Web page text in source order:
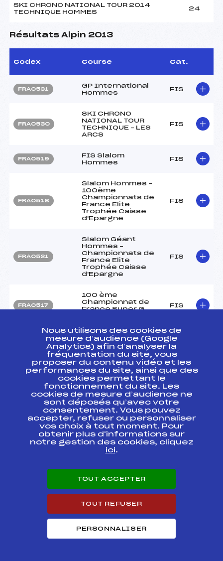
SKI CHRONO NATIONAL TOUR 2014
TECHNIQUE HOMMES
24
Résultats Alpin 2013
Codex Course Cat.
FRA0531
GP International
Hommes
FIS
FRA0530
SKI CHRONO
NATIONAL TOUR
TECHNIQUE – LES
ARCS
FIS
FRA0519
FIS Slalom
Hommes
FIS
FRA0518
Slalom Hommes –
100ème
Championnats de
France Elite
Trophée Caisse
d'Epargne
FIS
FRA0521
Slalom Géant
Hommes –
Championnats de
France Elite
Trophée Caisse
d'Epargne
FIS
FRA0517
100 ème
Championnat de
France Super G
FIS
FRA0417
Super G Hommes –
NJC
FIS
FRA0453
Descente Hommes
– NJC
FIS
Descente Hommes
– Championnats de
France Elite
Trophée Caisse
d'Epargne
FIS
Entrainement
Descente Hommes
– Championnats de
Trophée Caisse
d'Epargne
HOMMES
NATIONAL TOUR
TECHNIQUE
Nous utilisons des cookies de
mesure d’audience (Google
Analytics) afin d’analyser la
fréquentation du site, vous
proposer du contenu vidéo et les
performances du site, ainsi que des
cookies permettant le
fonctionnement du site. Les
cookies de mesure d’audience ne
sont déposés qu’avec votre
consentement. Vous pouvez
accepter, refuser ou personnaliser
vos choix à tout moment. Pour
obtenir plus d'informations sur
notre gestion des cookies, cliquez
ici.
TOUT ACCEPTER
TOUT REFUSER
PERSONNALISER